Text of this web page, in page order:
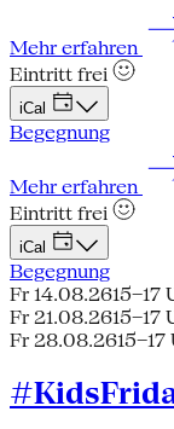
Mehr erfahren
Eintritt frei
iCal
Begegnung
Mehr erfahren
Eintritt frei
iCal
Begegnung
Fr 14.08.2615–17
Fr 21.08.2615–17
Fr 28.08.2615–17